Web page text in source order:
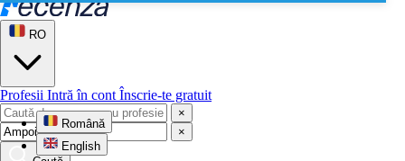
RO
Română
English
Profesii Intră în cont Înscrie-te gratuit
×
×